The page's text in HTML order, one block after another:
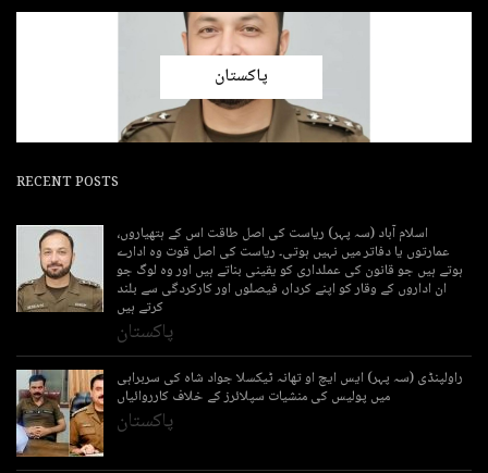
پاکستان
RECENT POSTS
اسلام آباد (سہ پہر) ریاست کی اصل طاقت اس کے ہتھیاروں،
عمارتوں یا دفاتر میں نہیں ہوتی۔ ریاست کی اصل قوت وہ ادارے
ہوتے ہیں جو قانون کی عملداری کو یقینی بناتے ہیں اور وہ لوگ جو
ان اداروں کے وقار کو اپنے کردار، فیصلوں اور کارکردگی سے بلند
کرتے ہیں
پاکستان
راولپنڈی (سہ پہر) ایس ایچ او تھانہ ٹیکسلا جواد شاہ کی سربراہی
میں پولیس کی منشیات سپلائرز کے خلاف کارروائیاں
پاکستان